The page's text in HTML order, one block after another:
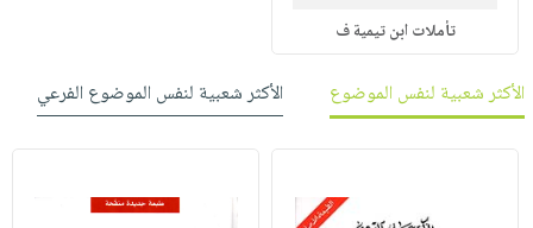
تأملات ابن تيمية ف
الأكثر شعبية لنفس الموضوع الأكثر شعبية لنفس الموضوع الفرعي